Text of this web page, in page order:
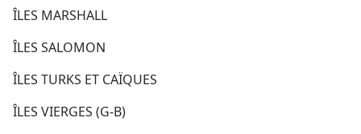
ÎLES MARSHALL
ÎLES SALOMON
ÎLES TURKS ET CAÏQUES
ÎLES VIERGES (G-B)